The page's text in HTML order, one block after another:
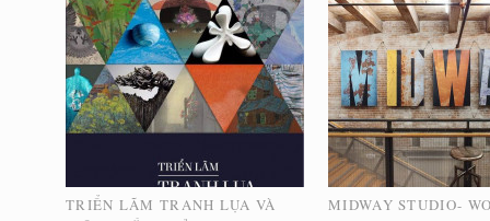
TRIỂN LÃM TRANH LỤA VÀ
MIDWAY STUDIO-